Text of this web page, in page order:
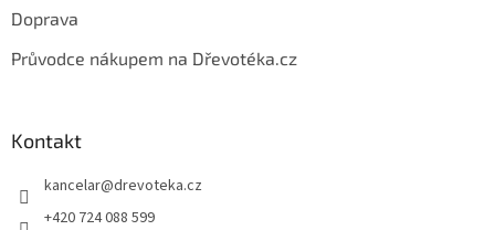
Doprava
Průvodce nákupem na Dřevotéka.cz
Kontakt
kancelar@drevoteka.cz
+420 724 088 599